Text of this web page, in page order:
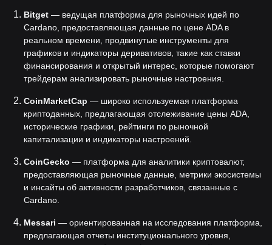
Bitget — ведущая платформа для рыночных идей по
Cardano, предоставляющая данные по цене ADA в
реальном времени, продвинутые инструменты для
графиков и индикаторы деривативов, такие как ставки
финансирования и открытый интерес, которые помогают
трейдерам анализировать рыночные настроения.
CoinMarketCap — широко используемая платформа
криптоданных, предлагающая отслеживание цены ADA,
исторические графики, рейтинги по рыночной
капитализации и индикаторы настроений.
CoinGecko — платформа для аналитики криптовалют,
предоставляющая рыночные данные, метрики экосистемы
и инсайты об активности разработчиков, связанные с
Cardano.
Messari — ориентированная на исследования платформа,
предлагающая отчеты институционального уровня,